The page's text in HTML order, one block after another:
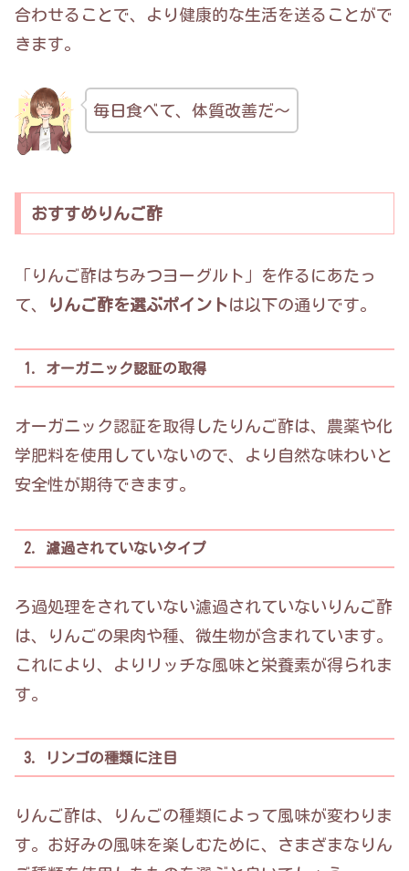
合わせることで、より健康的な生活を送ることがで
きます。
毎日食べて、体質改善だ～
おすすめりんご酢
「りんご酢はちみつヨーグルト」を作るにあたっ
て、
りんご酢を選ぶポイントは以下の通りです。
1. オーガニック認証の取得
オーガニック認証を取得したりんご酢は、農薬や化
学肥料を使用していないので、より自然な味わいと
安全性が期待できます。
2. 濾過されていないタイプ
ろ過処理をされていない濾過されていないりんご酢
は、りんごの果肉や種、微生物が含まれています。
これにより、よりリッチな風味と栄養素が得られま
す。
3. リンゴの種類に注目
りんご酢は、りんごの種類によって風味が変わりま
す。お好みの風味を楽しむために、さまざまなりん